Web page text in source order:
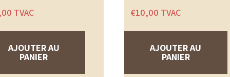
TVAC
AJOUTER AU
PANIER
€10,00 TVAC
AJOUTER AU
PANIER